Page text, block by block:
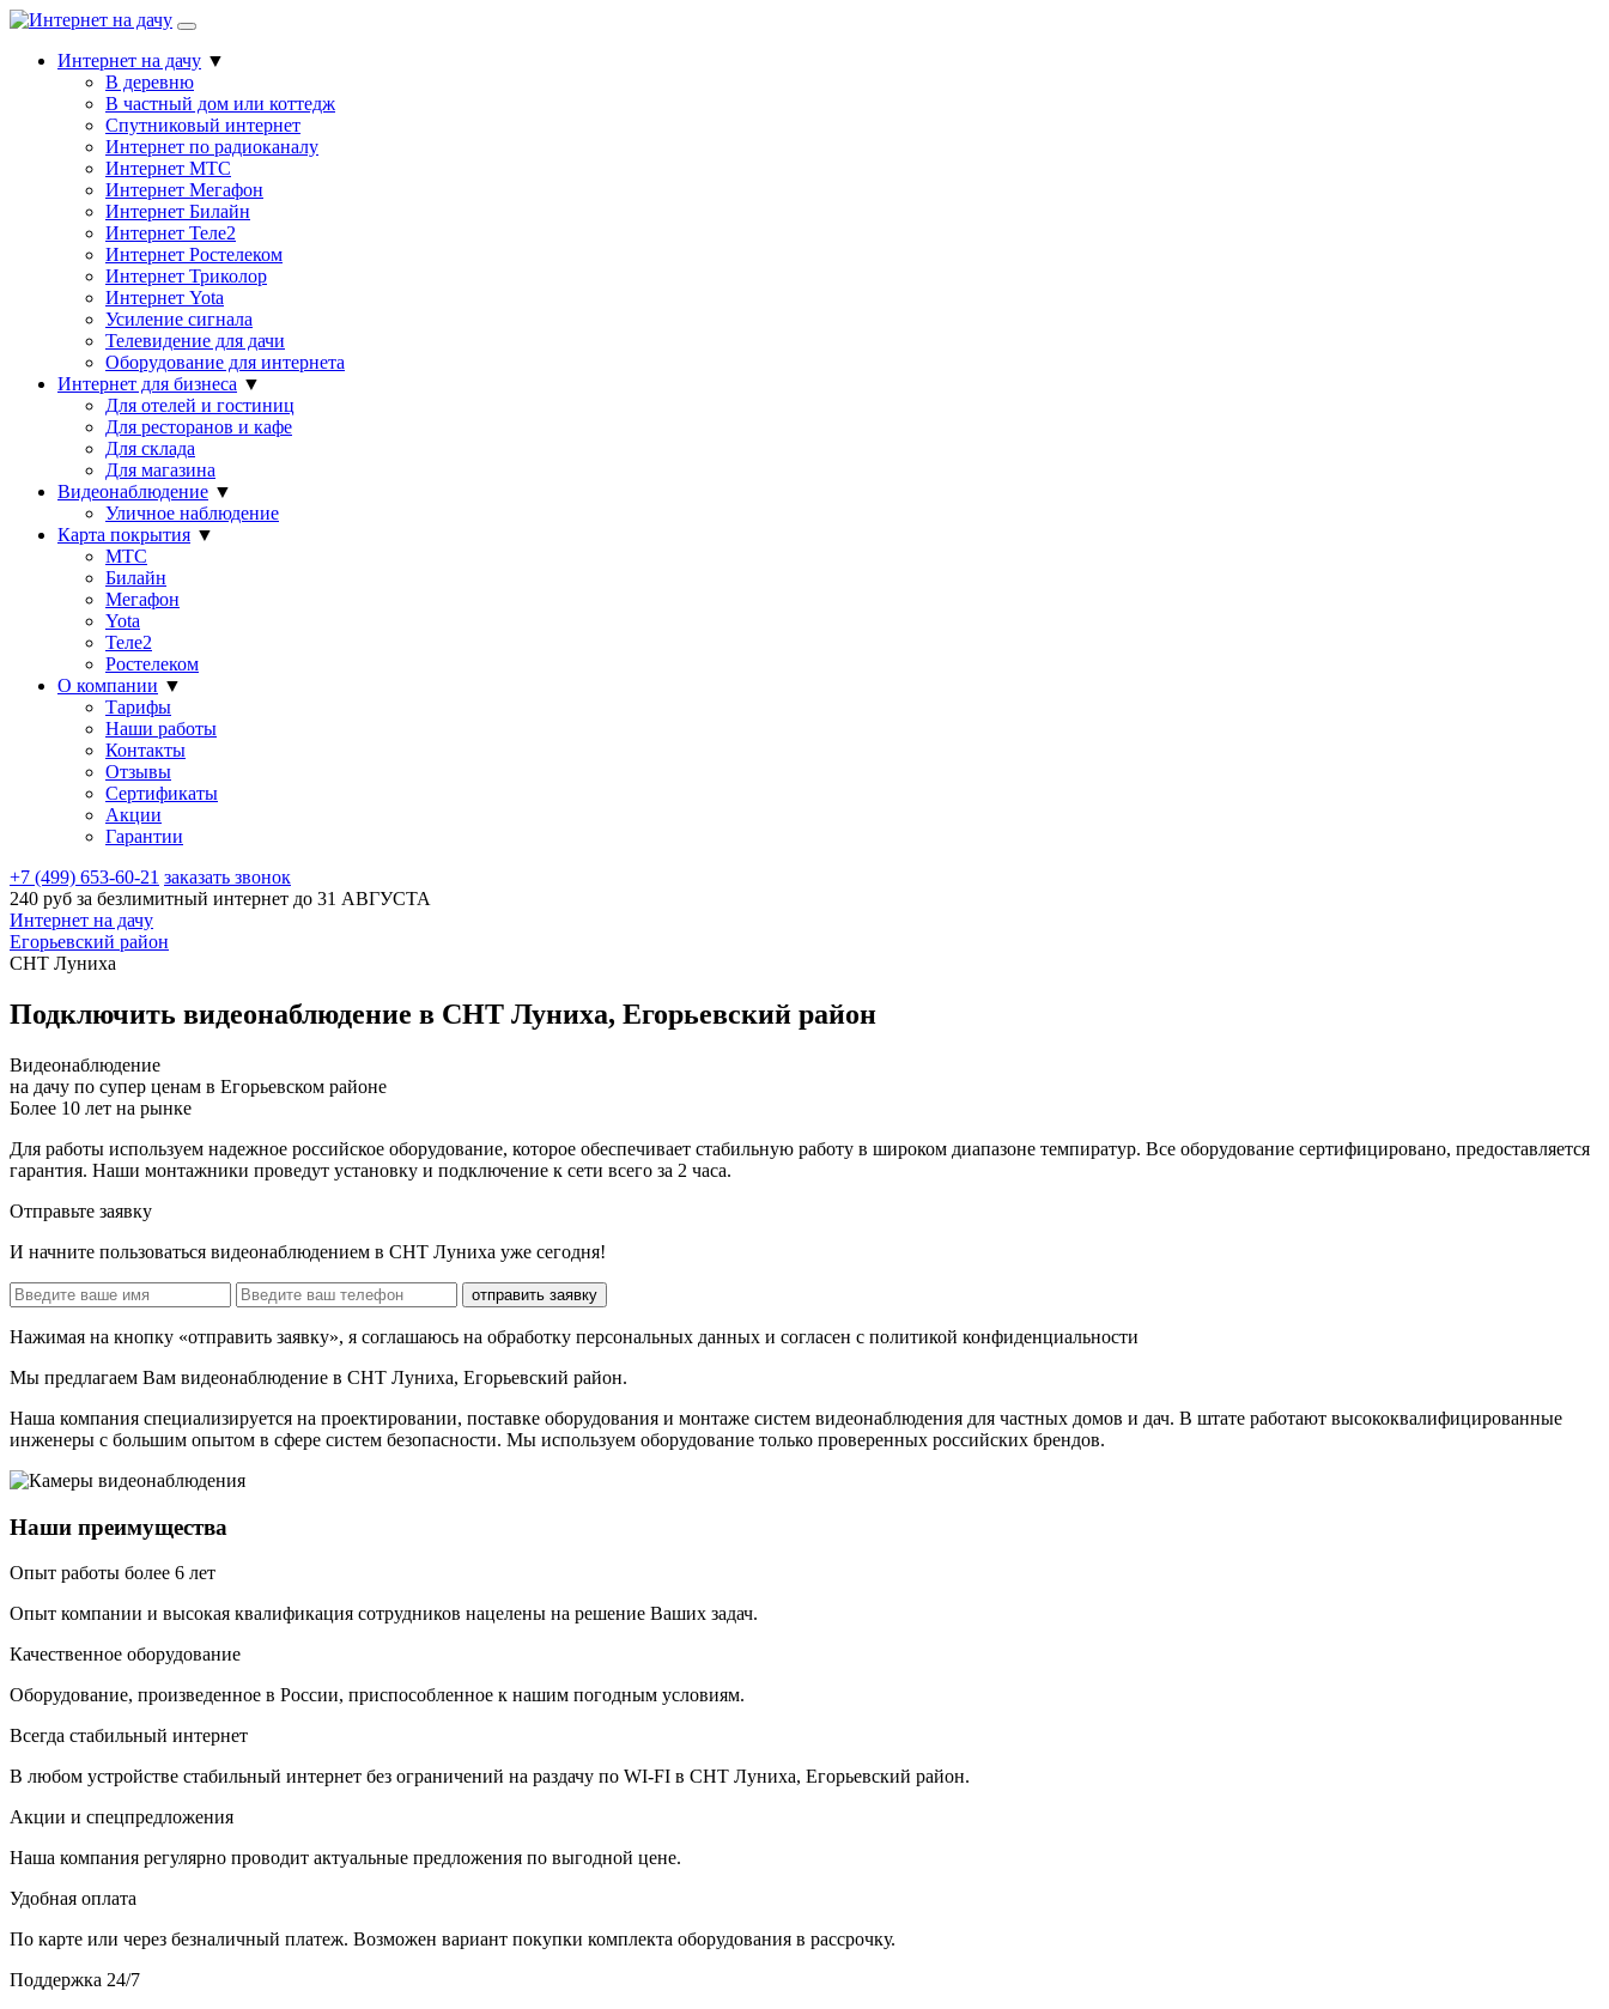
Интернет на дачу ▼
В деревню
В частный дом или коттедж
Спутниковый интернет
Интернет по радиоканалу
Интернет МТС
Интернет Мегафон
Интернет Билайн
Интернет Теле2
Интернет Ростелеком
Интернет Триколор
Интернет Yota
Усиление сигнала
Телевидение для дачи
Оборудование для интернета
Интернет для бизнеса ▼
Для отелей и гостиниц
Для ресторанов и кафе
Для склада
Для магазина
Видеонаблюдение ▼
Уличное наблюдение
Карта покрытия ▼
МТС
Билайн
Мегафон
Yota
Теле2
Ростелеком
О компании ▼
Тарифы
Наши работы
Контакты
Отзывы
Сертификаты
Акции
Гарантии
+7 (499) 653-60-21 заказать звонок
240 руб за безлимитный интернет до 31 АВГУСТА
Интернет на дачу
Егорьевский район
СНТ Луниха
Подключить видеонаблюдение в СНТ Луниха, Егорьевский район
Видеонаблюдение
на дачу по супер ценам в Егорьевском районе
Более 10 лет на рынке
Для работы используем надежное российское оборудование, которое обеспечивает стабильную работу в широком диапазоне темпиратур. Все оборудование сертифицировано, предоставляется
гарантия. Наши монтажники проведут установку и подключение к сети всего за 2 часа.
Отправьте заявку
И начните пользоваться видеонаблюдением в СНТ Луниха уже сегодня!
отправить заявку
Нажимая на кнопку «отправить заявку», я соглашаюсь на обработку персональных данных и согласен с политикой конфиденциальности
Мы предлагаем Вам видеонаблюдение в СНТ Луниха, Егорьевский район.
Наша компания специализируется на проектировании, поставке оборудования и монтаже систем видеонаблюдения для частных домов и дач. В штате работают высококвалифицированные
инженеры с большим опытом в сфере систем безопасности. Мы используем оборудование только проверенных российских брендов.
Наши преимущества
Опыт работы более 6 лет
Опыт компании и высокая квалификация сотрудников нацелены на решение Ваших задач.
Качественное оборудование
Оборудование, произведенное в России, приспособленное к нашим погодным условиям.
Всегда стабильный интернет
В любом устройстве стабильный интернет без ограничений на раздачу по WI-FI в СНТ Луниха, Егорьевский район.
Акции и спецпредложения
Наша компания регулярно проводит актуальные предложения по выгодной цене.
Удобная оплата
По карте или через безналичный платеж. Возможен вариант покупки комплекта оборудования в рассрочку.
Поддержка 24/7